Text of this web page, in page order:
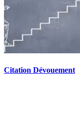
Citation Dévouement